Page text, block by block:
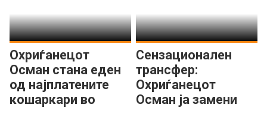
Охриѓанецот
Осман стана еден
од најплатените
кошаркари во
Сензационален
трансфер:
Охриѓанецот
Осман ја замени